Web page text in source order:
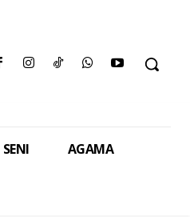
SENI AGAMA